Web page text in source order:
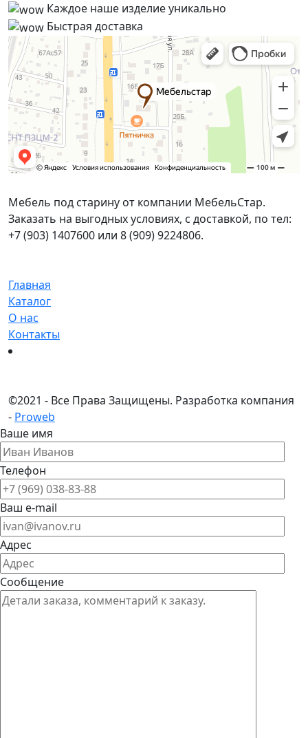
Каждое наше изделие уникально
Быстрая доставка
Мебель под старину от компании МебельСтар.
Заказать на выгодных условиях, с доставкой, по тел:
+7 (903) 1407600 или 8 (909) 9224806.
Главная
Каталог
О нас
Контакты
©2021 - Все Права Защищены. Разработка компания
- Proweb
Ваше имя
Телефон
Ваш e-mail
Адрес
Сообщение